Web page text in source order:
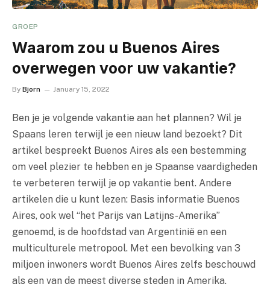
GROEP
Waarom zou u Buenos Aires
overwegen voor uw vakantie?
By Bjorn January 15, 2022
Ben je je volgende vakantie aan het plannen? Wil je
Spaans leren terwijl je een nieuw land bezoekt? Dit
artikel bespreekt Buenos Aires als een bestemming
om veel plezier te hebben en je Spaanse vaardigheden
te verbeteren terwijl je op vakantie bent. Andere
artikelen die u kunt lezen: Basis informatie Buenos
Aires, ook wel “het Parijs van Latijns-Amerika”
genoemd, is de hoofdstad van Argentinië en een
multiculturele metropool. Met een bevolking van 3
miljoen inwoners wordt Buenos Aires zelfs beschouwd
als een van de meest diverse steden in Amerika.